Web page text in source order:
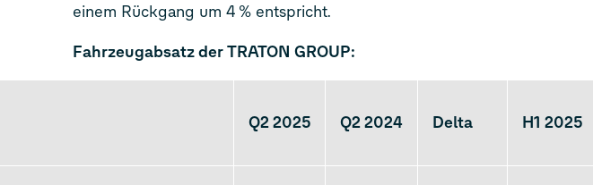
einem Rückgang um 4 % entspricht.
Fahrzeugabsatz der TRATON GROUP:
Q2 2025 Q2 2024 Delta H1 2025